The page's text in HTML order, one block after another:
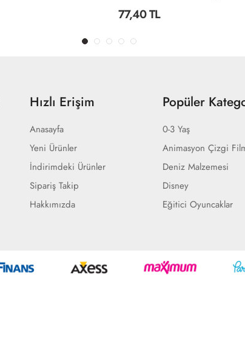
77,40 TL
Hızlı Erişim
Anasayfa
Yeni Ürünler
İndirimdeki Ürünler
Sipariş Takip
Hakkımızda
Popüler
0-3 Yaş
Animasyon Çizgi
Deniz Malzemesi
Disney
Eğitici Oyuncaklar